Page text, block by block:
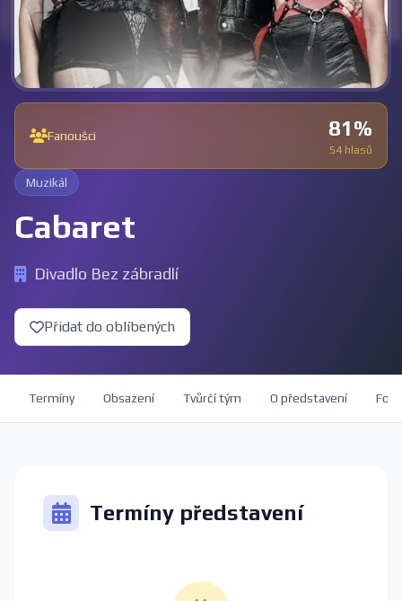
Fanoušci 81%
54 hlasů
Muzikál
Cabaret
Divadlo Bez zábradlí
Přidat do oblíbených
Termíny Obsazení Tvůrčí tým O představení
Termíny představení